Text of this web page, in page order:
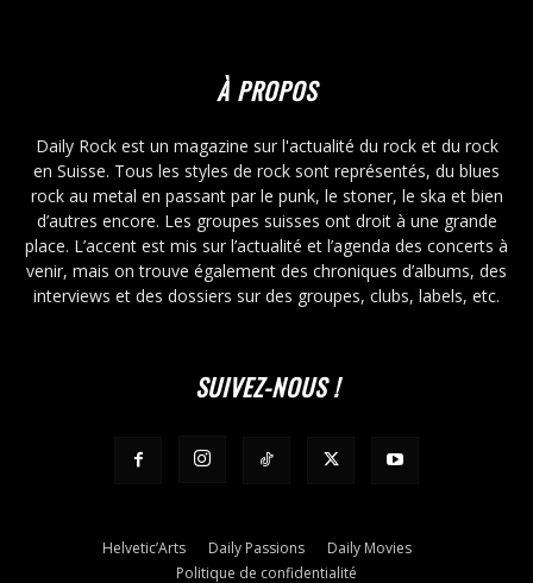
À PROPOS
Daily Rock est un magazine sur l'actualité du rock et du rock
en Suisse. Tous les styles de rock sont représentés, du blues
rock au metal en passant par le punk, le stoner, le ska et bien
d’autres encore. Les groupes suisses ont droit à une grande
place. L’accent est mis sur l’actualité et l’agenda des concerts à
venir, mais on trouve également des chroniques d’albums, des
interviews et des dossiers sur des groupes, clubs, labels, etc.
SUIVEZ-NOUS !
Helvetic’Arts Daily Passions
Daily Movies
Politique de confidentialité